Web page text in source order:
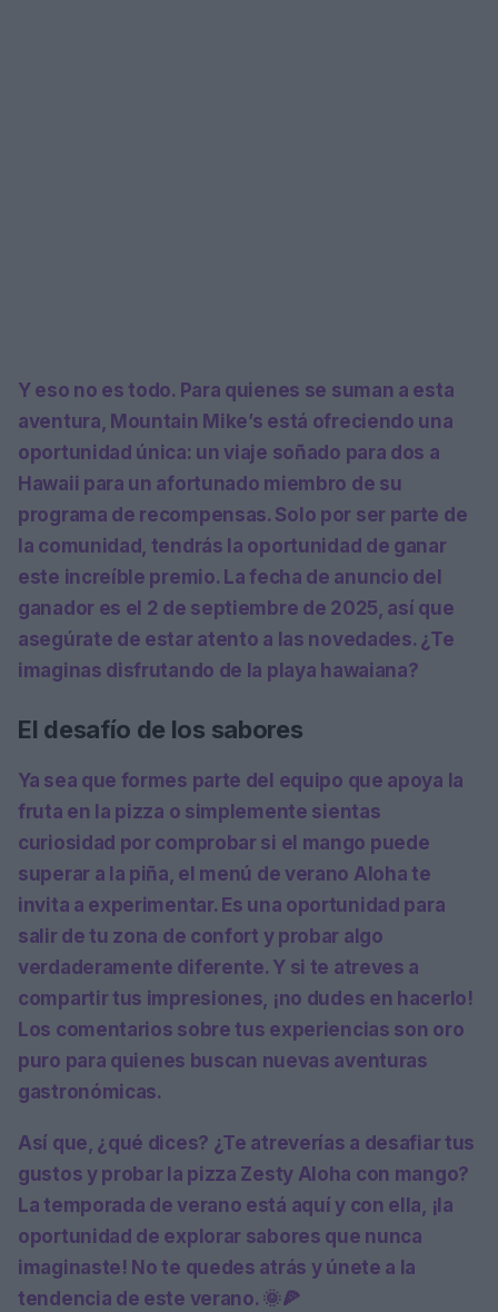
Y eso no es todo. Para quienes se suman a esta
aventura, Mountain Mike’s está ofreciendo una
oportunidad única: un viaje soñado para dos a
Hawaii para un afortunado miembro de su
programa de recompensas. Solo por ser parte de
la comunidad, tendrás la oportunidad de ganar
este increíble premio. La fecha de anuncio del
ganador es el 2 de septiembre de 2025, así que
asegúrate de estar atento a las novedades. ¿Te
imaginas disfrutando de la playa hawaiana?
El desafío de los sabores
Ya sea que formes parte del equipo que apoya la
fruta en la pizza o simplemente sientas
curiosidad por comprobar si el mango puede
superar a la piña, el menú de verano Aloha te
invita a experimentar. Es una oportunidad para
salir de tu zona de confort y probar algo
verdaderamente diferente. Y si te atreves a
compartir tus impresiones, ¡no dudes en hacerlo!
Los comentarios sobre tus experiencias son oro
puro para quienes buscan nuevas aventuras
gastronómicas.
Así que, ¿qué dices? ¿Te atreverías a desafiar tus
gustos y probar la pizza Zesty Aloha con mango?
La temporada de verano está aquí y con ella, ¡la
oportunidad de explorar sabores que nunca
imaginaste! No te quedes atrás y únete a la
tendencia de este verano. 🌞🍕